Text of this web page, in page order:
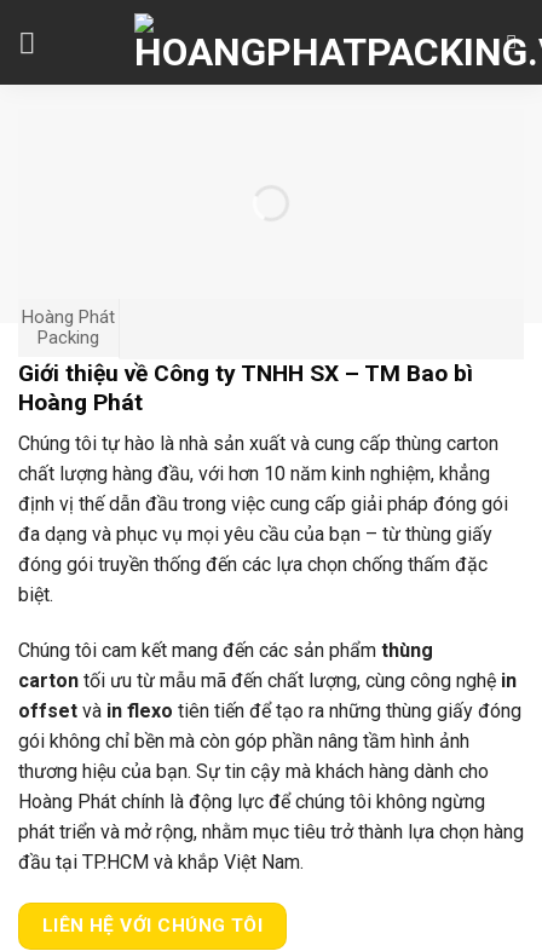
Hoàng Phát
Packing
Giới thiệu về Công ty TNHH SX – TM Bao bì
Hoàng Phát
Chúng tôi tự hào là nhà sản xuất và cung cấp thùng carton
chất lượng hàng đầu, với hơn 10 năm kinh nghiệm, khẳng
định vị thế dẫn đầu trong việc cung cấp giải pháp đóng gói
đa dạng và phục vụ mọi yêu cầu của bạn – từ thùng giấy
đóng gói truyền thống đến các lựa chọn chống thấm đặc
biệt.
Chúng tôi cam kết mang đến các sản phẩm thùng
carton tối ưu từ mẫu mã đến chất lượng, cùng công nghệ in
offset và in flexo tiên tiến để tạo ra những thùng giấy đóng
gói không chỉ bền mà còn góp phần nâng tầm hình ảnh
thương hiệu của bạn. Sự tin cậy mà khách hàng dành cho
Hoàng Phát chính là động lực để chúng tôi không ngừng
phát triển và mở rộng, nhằm mục tiêu trở thành lựa chọn hàng
đầu tại TP.HCM và khắp Việt Nam.
LIÊN HỆ VỚI CHÚNG TÔI